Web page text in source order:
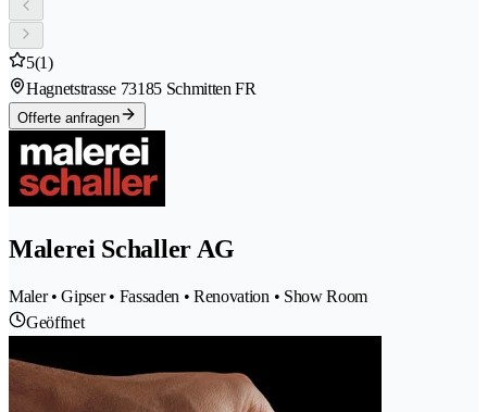
5(1)
Hagnetstrasse 73185 Schmitten FR
Offerte anfragen
Malerei Schaller AG
Maler • Gipser • Fassaden • Renovation • Show Room
Geöffnet